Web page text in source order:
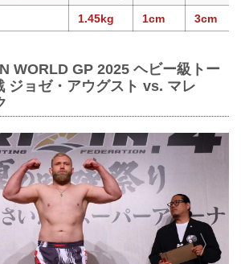
1.45kg 1cm 3cm
WORLD GP 2025 ヘビー級トー
ジョゼ・アウグスト vs. マレ